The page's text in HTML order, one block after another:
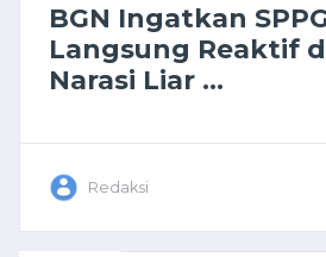
BGN Ingatkan
Langsung Reaktif
Narasi Liar ...
Redaksi